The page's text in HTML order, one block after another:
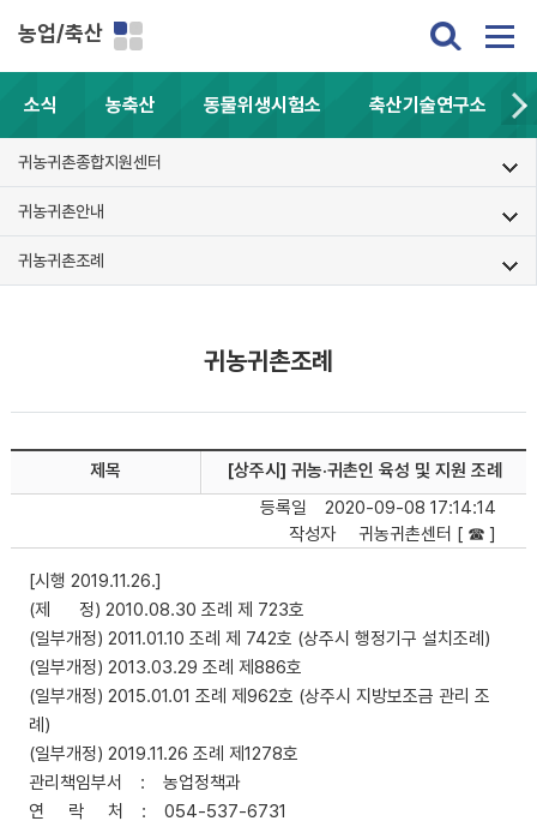
농업/축산
소식 농축산 동물위생시험소 축산기술연구소
귀농귀촌종합지원센터
귀농귀촌안내
귀농귀촌조례
귀농귀촌조례
제목
[상주시] 귀농·귀촌인 육성 및 지원 조례
등록일
2020-09-08 17:14:14
작성자
귀농귀촌센터 [ ☎ ]
[시행 2019.11.26.]
(제 정) 2010.08.30 조례 제 723호
(일부개정) 2011.01.10 조례 제 742호 (상주시 행정기구 설치조례)
(일부개정) 2013.03.29 조례 제886호
(일부개정) 2015.01.01 조례 제962호 (상주시 지방보조금 관리 조
례)
(일부개정) 2019.11.26 조례 제1278호
관리책임부서 : 농업정책과
연 락 처 : 054-537-6731